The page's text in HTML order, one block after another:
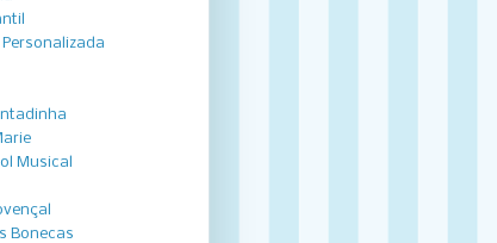
Musical
Bonecas